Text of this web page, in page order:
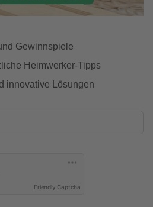
Gewinnspiele
Heimwerker-Tipps
innovative Lösungen
Friendly Captcha